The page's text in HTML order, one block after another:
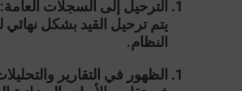
الترحيل إلى السجلات العامة:
يتم ترحيل القيد بشكل نهائي
النظام.
الظهور في التقارير